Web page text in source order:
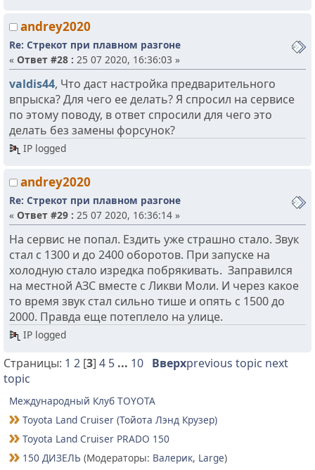
andrey2020
Re: Стрекот при плавном разгоне
« Ответ #28 : 25 07 2020, 16:36:03 »
valdis44, Что даст настройка предварительного
впрыска? Для чего ее делать? Я спросил на сервисе
по этому поводу, в ответ спросили для чего это
делать без замены форсунок?
IP logged
andrey2020
Re: Стрекот при плавном разгоне
« Ответ #29 : 25 07 2020, 16:36:14 »
На сервис не попал. Ездить уже страшно стало. Звук
стал с 1300 и до 2400 оборотов. При запуске на
холодную стало изредка побрякивать. Заправился
на местной АЗС вместе с Ликви Моли. И через какое
то время звук стал сильно тише и опять с 1500 до
2000. Правда еще потеплело на улице.
IP logged
Страницы: 1 2 [3] 4 5 ... 10 Вверхprevious topic next
topic
Международный Клуб TOYOTA
Toyota Land Cruiser (Тойота Лэнд Крузер)
Toyota Land Cruiser PRADO 150
150 ДИЗЕЛЬ (Модераторы: Валерик, Large)